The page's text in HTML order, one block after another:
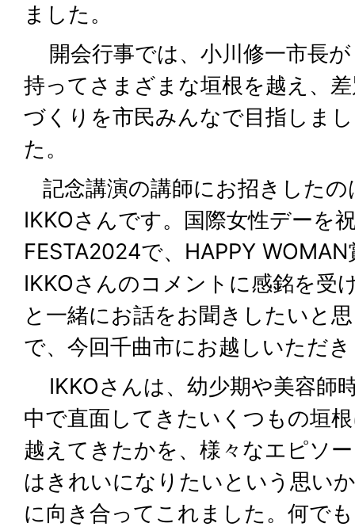
ました。
開会行事では、小川修一市長
持ってさまざまな垣根を越え、
づくりを市民みんなで目指しま
た。
記念講演の講師にお招きした
IKKOさんです。国際女性デーを
FESTA2024で、HAPPY
IKKOさんのコメントに感銘を受
と一緒にお話をお聞きしたいと
で、今回千曲市にお越しいただ
IKKOさんは、幼少期や美容師
中で直面してきたいくつもの垣
越えてきたかを、様々なエピソ
はきれいになりたいという思い
に向き合ってこれました。何で